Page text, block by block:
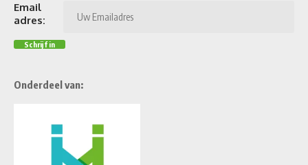
Email
adres:
Onderdeel van: